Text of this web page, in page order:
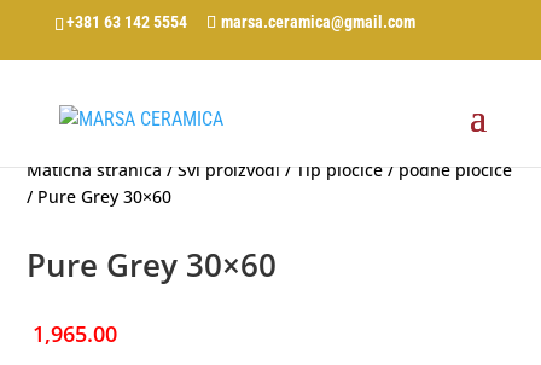
+381 63 142 5554 marsa.ceramica@gmail.com
Matična stranica/Svi proizvodi/Tip pločice/podne pločice
/ Pure Grey 30×60
Pure Grey 30×60
1,965.00